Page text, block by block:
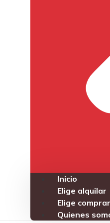
Inicio
Elige alquilar
Elige comprar
Quienes